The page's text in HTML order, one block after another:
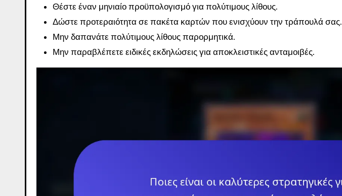
Θέστε έναν μηνιαίο προϋπολογισμό για πολύτιμους λίθους.
Δώστε προτεραιότητα σε πακέτα καρτών που ενισχύουν την τράπουλά σας.
Μην δαπανάτε πολύτιμους λίθους παρορμητικά.
Μην παραβλέπετε ειδικές εκδηλώσεις για αποκλειστικές ανταμοιβές.